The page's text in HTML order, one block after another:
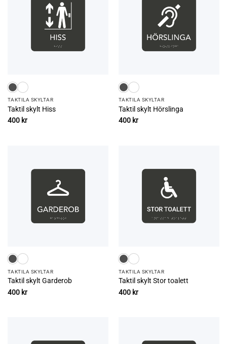
TAKTILA SKYLTAR
Taktil skylt Hiss
400 kr
TAKTILA SKYLTAR
Taktil skylt Hörslinga
400 kr
TAKTILA SKYLTAR
Taktil skylt Garderob
400 kr
TAKTILA SKYLTAR
Taktil skylt Stor toalett
400 kr